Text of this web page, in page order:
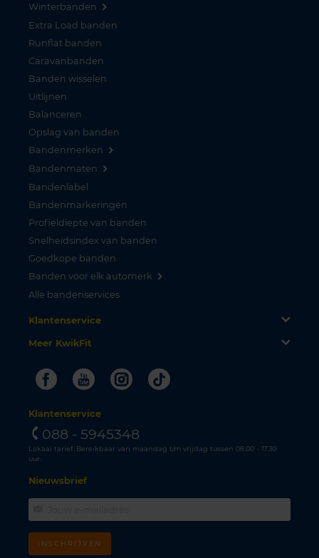
Winterbanden
Extra Load banden
Runflat banden
Caravanbanden
Banden wisselen
Uitlijnen
Balanceren
Opslag van banden
Bandenmerken
Bandenmaten
Bandenlabel
Bandenmarkeringen
Profieldiepte van banden
Snelheidsindex van banden
Goedkope banden
Banden voor elk automerk
Alle bandenservices
Klantenservice
Meer KwikFit
FacebookYoutubeInstagram
Tiktok
Klantenservice
088 - 5945348
Lokaal tarief. Bereikbaar van maandag t/m vrijdag tussen 08.00 - 17.30
uur.
Nieuwsbrief
INSCHRIJVEN